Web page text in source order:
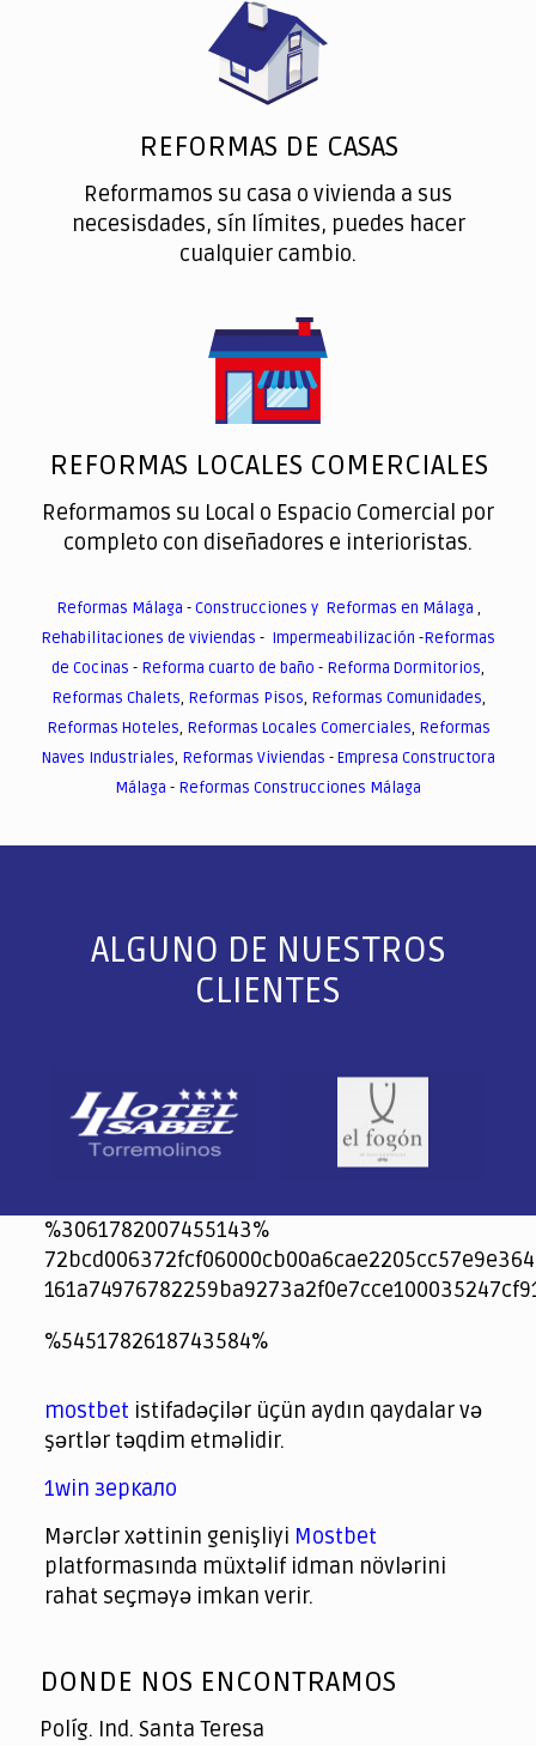
REFORMAS DE CASAS
Reformamos su casa o vivienda a sus
necesisdades, sín límites, puedes hacer
cualquier cambio.
REFORMAS LOCALES COMERCIALES
Reformamos su Local o Espacio Comercial por
completo con diseñadores e interioristas.
Reformas Málaga -Construcciones y Reformas en Málaga ,
Rehabilitaciones de viviendas - Impermeabilización -Reformas
de Cocinas - Reforma cuarto de baño - Reforma Dormitorios,
Reformas Chalets, Reformas Pisos, Reformas Comunidades,
Reformas Hoteles, Reformas Locales Comerciales, Reformas
Naves Industriales, Reformas Viviendas -Empresa Constructora
Málaga - Reformas Construcciones Málaga
ALGUNO DE NUESTROS
CLIENTES
%3061782007455143%
jeetcity
1xbet
jeet city casino
%5451782618743584%
spintiger
Avabet
Spinrise
Crown Green
Crowngreen casino login
슈가 러쉬1000 슬롯
crazy time casino online
1xcasinozambia.com
codingworldnews.com
parimatch.kr
winorio
winorio casino
winorio
mostbet istifadəçilər üçün aydın qaydalar və
şərtlər təqdim etməlidir.
1win зеркало
Mərclər xəttinin genişliyi Mostbet
platformasında müxtəlif idman növlərini
rahat seçməyə imkan verir.
of
DONDE NOS ENCONTRAMOS
Políg. Ind. Santa Teresa